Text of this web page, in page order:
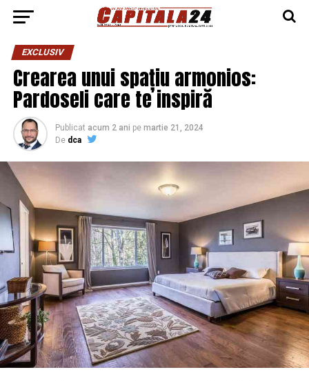
EXCLUSIV
Crearea unui spațiu armonios:
Pardoseli care te inspiră
Publicat acum 2 ani pe martie 21, 2024
De dca